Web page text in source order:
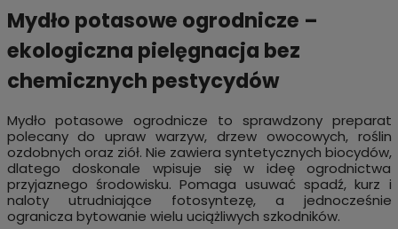
Mydło potasowe ogrodnicze –
ekologiczna pielęgnacja bez
chemicznych pestycydów
Mydło potasowe ogrodnicze to sprawdzony preparat
polecany do upraw warzyw, drzew owocowych, roślin
ozdobnych oraz ziół. Nie zawiera syntetycznych biocydów,
dlatego doskonale wpisuje się w ideę ogrodnictwa
przyjaznego środowisku. Pomaga usuwać spadź, kurz i
naloty utrudniające fotosyntezę, a jednocześnie
ogranicza bytowanie wielu uciążliwych szkodników.